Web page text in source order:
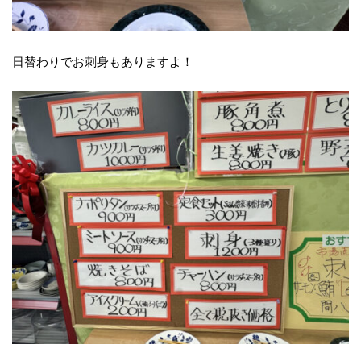
日替わりでお刺身もありますよ！